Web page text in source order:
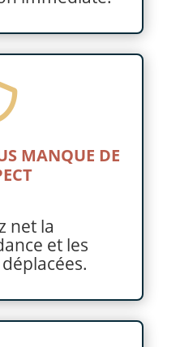
MANQUE DE
net la
et les